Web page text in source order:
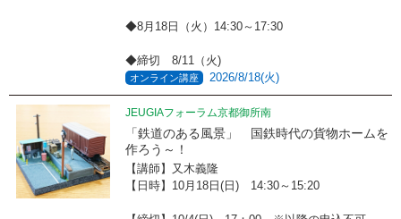
◆8月18日（火）14:30～17:30
◆締切 8/11（火)
オンライン講座 2026/8/18(火)
JEUGIAフォーラム京都御所南
「鉄道のある風景」 国鉄時代の貨物ホームを
作ろう～！
【講師】又木義隆
【日時】10月18日(日) 14:30～15:20